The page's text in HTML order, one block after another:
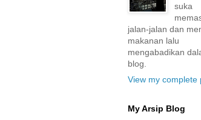
suka
jalan-jalan dan
makanan lalu
mengabadikan
blog.
View my complete
My Arsip Blog